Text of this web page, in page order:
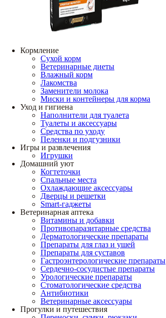
Кормление
Сухой корм
Ветеринарные диеты
Влажный корм
Лакомства
Заменители молока
Миски и контейнеры для корма
Уход и гигиена
Наполнители для туалета
Туалеты и аксессуары
Средства по уходу
Пеленки и подгузники
Игры и развлечения
Игрушки
Домашний уют
Когтеточки
Спальные места
Охлаждающие аксессуары
Дверцы и решетки
Smart-гаджеты
Ветеринарная аптека
Витамины и добавки
Противопаразитарные средства
Дерматологические препараты
Препараты для глаз и ушей
Препараты для суставов
Гастроэнтерологические препараты
Сердечно-сосудистые препараты
Урологические препараты
Стоматологические средства
Антибиотики
Ветеринарные аксессуары
Прогулки и путешествия